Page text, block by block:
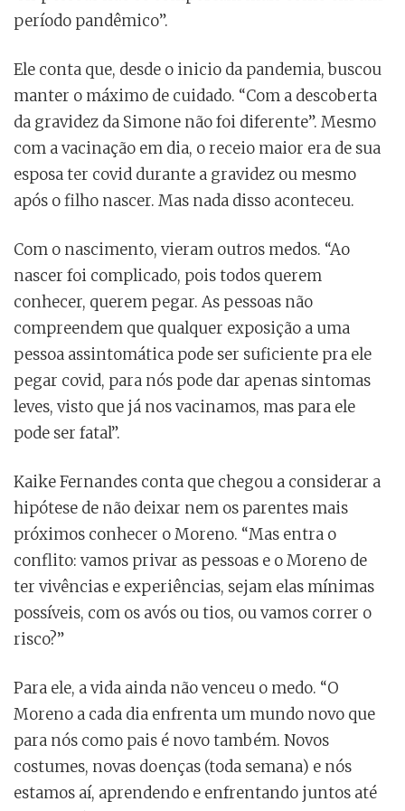
período pandêmico”.
Ele conta que, desde o inicio da pandemia, buscou
manter o máximo de cuidado. “Com a descoberta
da gravidez da Simone não foi diferente”. Mesmo
com a vacinação em dia, o receio maior era de sua
esposa ter covid durante a gravidez ou mesmo
após o filho nascer. Mas nada disso aconteceu.
Com o nascimento, vieram outros medos. “Ao
nascer foi complicado, pois todos querem
conhecer, querem pegar. As pessoas não
compreendem que qualquer exposição a uma
pessoa assintomática pode ser suficiente pra ele
pegar covid, para nós pode dar apenas sintomas
leves, visto que já nos vacinamos, mas para ele
pode ser fatal”.
Kaike Fernandes conta que chegou a considerar a
hipótese de não deixar nem os parentes mais
próximos conhecer o Moreno. “Mas entra o
conflito: vamos privar as pessoas e o Moreno de
ter vivências e experiências, sejam elas mínimas
possíveis, com os avós ou tios, ou vamos correr o
risco?”
Para ele, a vida ainda não venceu o medo. “O
Moreno a cada dia enfrenta um mundo novo que
para nós como pais é novo também. Novos
costumes, novas doenças (toda semana) e nós
estamos aí, aprendendo e enfrentando juntos até